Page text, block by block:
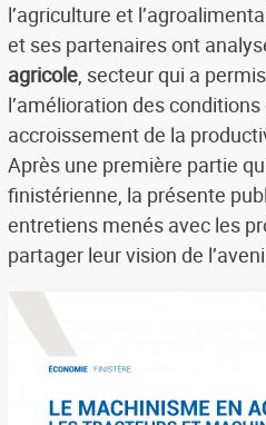
l’agriculture et
et ses partenaires ont
agricole, secteur qui a
l’amélioration des
accroissement de la
Après une première partie
finistérienne, la présente
entretiens menés avec les
partager leur vision de